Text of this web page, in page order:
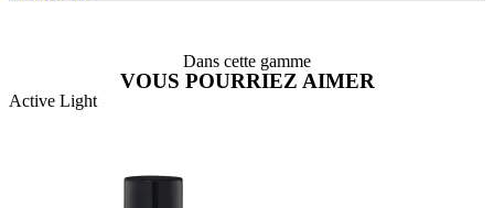
Dans cette gamme
VOUS POURRIEZ AIMER
Active Light